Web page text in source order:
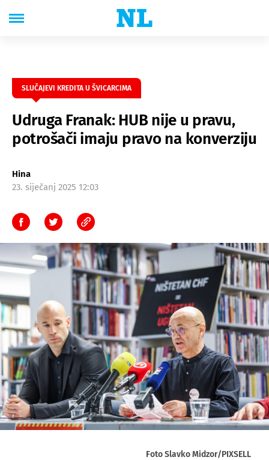
SLUČAJEVI KREDITA U ŠVICARCIMA
Udruga Franak: HUB nije u pravu,
potrošači imaju pravo na konverziju
Hina
23. siječanj 2025 12:03
Foto Slavko Midzor/PIXSELL